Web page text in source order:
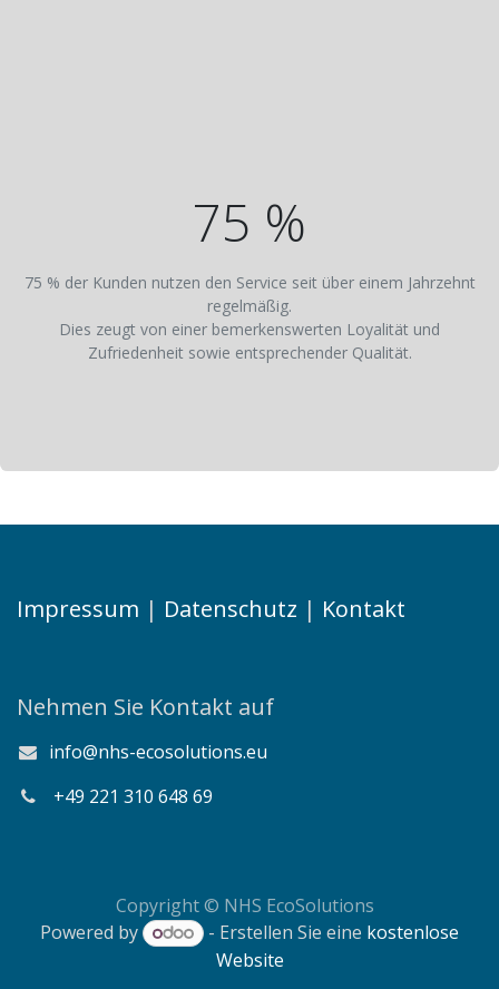
75 %
75 % der Kunden nutzen den Service seit über einem Jahrzehnt
regelmäßig.
Dies zeugt von einer bemerkenswerten Loyalität und
Zufriedenheit sowie entsprechender Qualität.
Impressum | Datenschutz | Kontakt
Nehmen Sie Kontakt auf
info@nhs-ecosolutions.eu
+49 221 310 648 69
Copyright © NHS EcoSolutions
Powered by
- Erstellen Sie eine kostenlose
Website